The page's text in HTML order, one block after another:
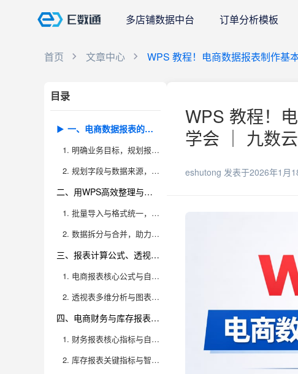
多店铺数据中台 订单分析模板
首页 文章中心 WPS 教程！电商数据报表制作基
目录
一、电商数据报表的核心结构与科学规划方法
1. 明确业务目标，规划报表结构
2. 规划字段与数据来源，避免“数据孤岛”
二、用WPS高效整理与清洗电商原始数据的实操技巧
1. 批量导入与格式统一，让数据处理更省心
2. 数据拆分与合并，助力多维度分析
三、报表计算公式、透视表和可视化图表在业务分析中的应用
1. 电商报表核心公式与自动化计算实战
2. 透视表多维分析与图表可视化展示
四、电商财务与库存报表的关键指标及自动化处理方案
1. 财务报表核心指标与自动化监控
2. 库存报表关键指标与智能优化
WPS 教程！
学会 ｜ 九数
eshutong 发表于2026年1月